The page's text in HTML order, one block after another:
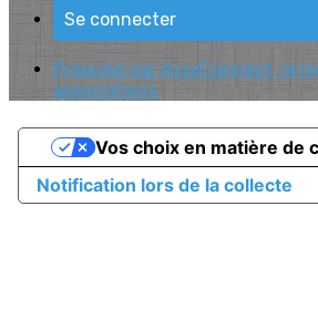
Se connecter
Propulsé par AssoConnect, le
associations
Notification lors de la collecte
Vos choix en matière de